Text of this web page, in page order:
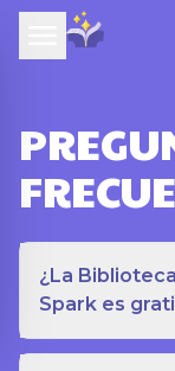
¿La
Spark es